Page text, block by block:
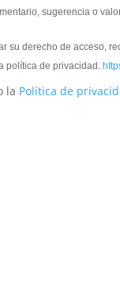
sugerencia o
su derecho de acceso,
política de privacidad.
la Política de